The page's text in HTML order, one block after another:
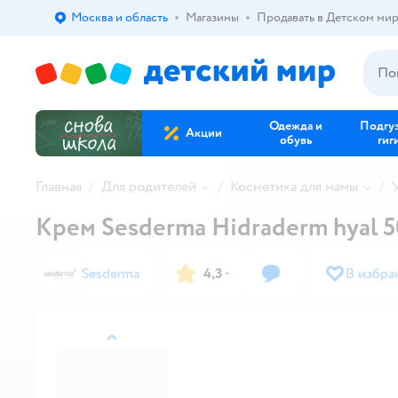
Выбор адреса доставки.
Москва и область Магазины Продавать в Детском
Акции
Одежда и
обувь
Главная Для родителей Косметика для мамы
назад
Крем Sesderma Hidraderm hyal
Sesderma 4,3 · В